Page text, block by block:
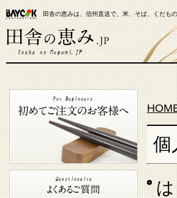
田舎の恵みは、信州直送で、米、そば、くだも
【米通販】田舎の恵み.JP
個